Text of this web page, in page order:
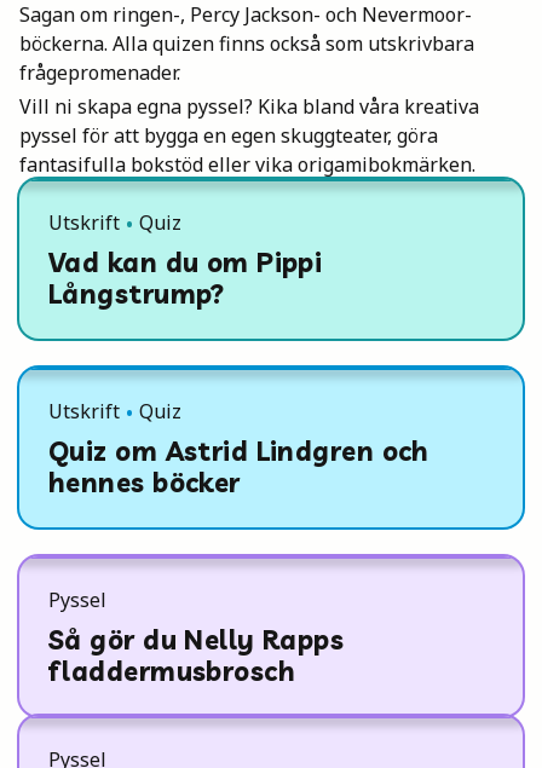
Sagan om ringen-, Percy Jackson- och Nevermoor-
böckerna. Alla quizen finns också som utskrivbara
frågepromenader.
Vill ni skapa egna pyssel? Kika bland våra kreativa
pyssel för att bygga en egen skuggteater, göra
fantasifulla bokstöd eller vika origamibokmärken.
Vad kan du om Pippi
Långstrump?
Utskrift Quiz
Quiz om Astrid Lindgren och
hennes böcker
Utskrift Quiz
Så gör du Nelly Rapps
fladdermusbrosch
Pyssel
Pyssel